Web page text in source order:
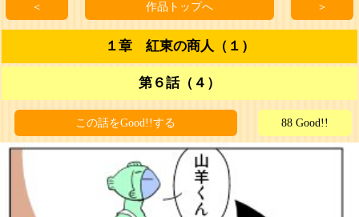
＜ 作品トップへ ＞
１章 紅東の商人（１）
第６話（４）
この話をGood!!する 88 Good!!